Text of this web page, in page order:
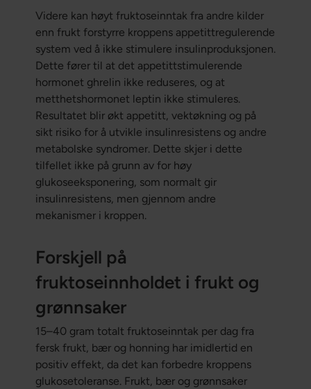
Videre kan høyt fruktoseinntak fra andre kilder
enn frukt forstyrre kroppens appetittregulerende
system ved å ikke stimulere insulinproduksjonen.
Dette fører til at det appetittstimulerende
hormonet ghrelin ikke reduseres, og at
metthetshormonet leptin ikke stimuleres.
Resultatet blir økt appetitt, vektøkning og på
sikt risiko for å utvikle insulinresistens og andre
metabolske syndromer. Dette skjer i dette
tilfellet ikke på grunn av for høy
glukoseeksponering, som normalt gir
insulinresistens, men gjennom andre
mekanismer i kroppen.
Forskjell på
fruktoseinnholdet i frukt og
grønnsaker
15–40 gram totalt fruktoseinntak per dag fra
fersk frukt, bær og honning har imidlertid en
positiv effekt, da det kan forbedre kroppens
glukosetoleranse. Frukt, bær og grønnsaker